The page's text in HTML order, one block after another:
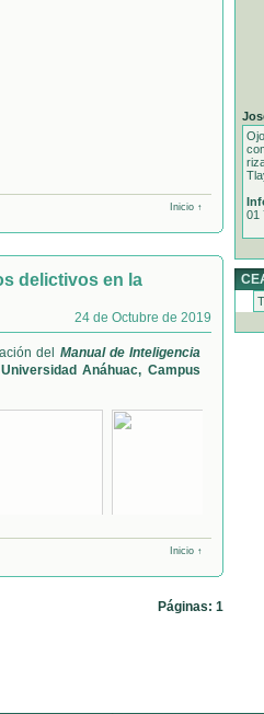
Inicio ↑
delictivos en la
24 de Octubre de 2019
del Manual de Inteligencia
Universidad Anáhuac, Campus
Inicio ↑
Páginas: 1
01